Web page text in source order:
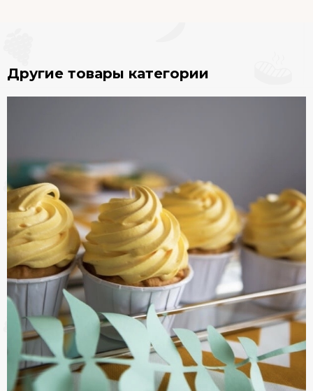
Другие товары категории